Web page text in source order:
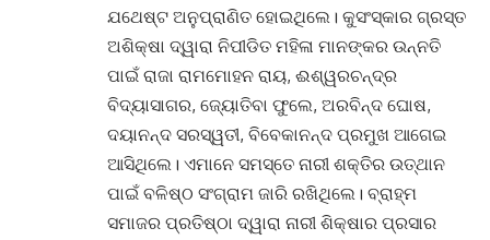
ଯଥେଷ୍ଟ ଅନୁପ୍ରାଣିତ ହୋଇଥିଲେ। କୁସଂସ୍କାର ଗ୍ରସ୍ତ
ଅଶିକ୍ଷା ଦ୍ୱାରା ନିପୀଡିତ ମହିଳା ମାନଙ୍କର ଉନ୍ନତି
ପାଇଁ ରାଜା ରାମମୋହନ ରାୟ, ଈଶ୍ୱରଚନ୍ଦ୍ର
ବିଦ୍ୟାସାଗର, ଜ୍ୟୋତିବା ଫୁଲେ, ଅରବିନ୍ଦ ଘୋଷ,
ଦୟାନନ୍ଦ ସରସ୍ୱତୀ, ବିବେକାନନ୍ଦ ପ୍ରମୁଖ ଆଗେଇ
ଆସିଥିଲେ। ଏମାନେ ସମସ୍ତେ ନାରୀ ଶକ୍ତିର ଉତ୍‌ଥାନ
ପାଇଁ ବଳିଷ୍ଠ ସଂଗ୍ରାମ ଜାରି ରଖିଥିଲେ। ବ୍ରାହ୍ମ
ସମାଜର ପ୍ରତିଷ୍ଠା ଦ୍ୱାରା ନାରୀ ଶିକ୍ଷାର ପ୍ରସାର